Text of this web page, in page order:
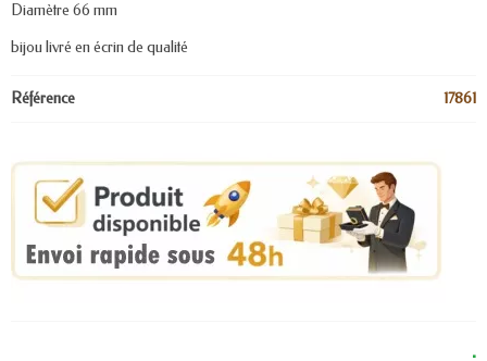
Diamètre 66 mm
bijou livré en écrin de qualité
Référence 17861
.